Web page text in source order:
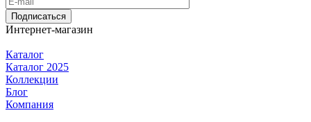
Подписаться
Интернет-магазин
Каталог
Каталог 2025
Коллекции
Блог
Компания